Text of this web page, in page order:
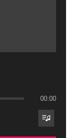
00:00